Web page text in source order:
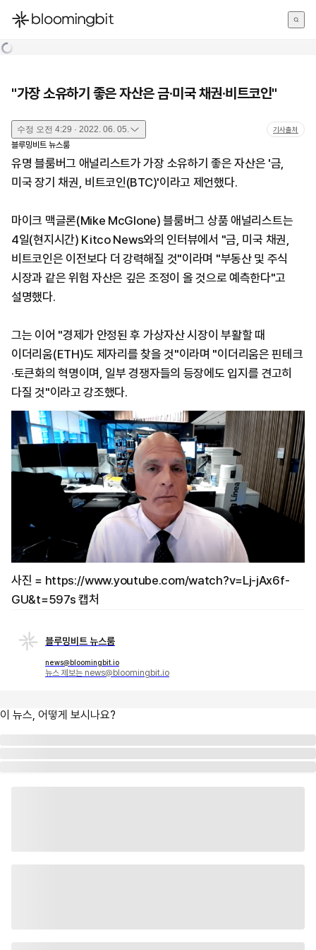
한국어
"가장 소유하기 좋은 자산은 금·미국 채권·비트코인"
수정 오전 4:29 · 2022. 06. 05. 기사출처
블루밍비트 뉴스룸
유명 블룸버그 애널리스트가 가장 소유하기 좋은 자산은 '금,
미국 장기 채권, 비트코인(BTC)'이라고 제언했다.
마이크 맥글론(Mike McGlone) 블룸버그 상품 애널리스트는
4일(현지시간) Kitco News와의 인터뷰에서 "금, 미국 채권,
비트코인은 이전보다 더 강력해질 것"이라며 "부동산 및 주식
시장과 같은 위험 자산은 깊은 조정이 올 것으로 예측한다"고
설명했다.
그는 이어 "경제가 안정된 후 가상자산 시장이 부활할 때
이더리움(ETH)도 제자리를 찾을 것"이라며 "이더리움은 핀테크
·토큰화의 혁명이며, 일부 경쟁자들의 등장에도 입지를 견고히
다질 것"이라고 강조했다.
사진 = https://www.youtube.com/watch?v=Lj-jAx6f-
GU&t=597s 캡처
블루밍비트 뉴스룸
news@bloomingbit.io
뉴스 제보는 news@bloomingbit.io
이 뉴스, 어떻게 보시나요?